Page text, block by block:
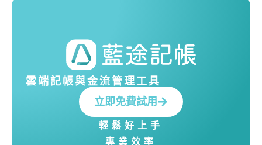
雲端記帳與金流管理工具
立即免費試用
輕鬆好上手
專業效率